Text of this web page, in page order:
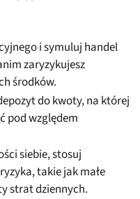
i symuluj handel
zaryzykujesz
środków.
do kwoty, na której
pod względem
siebie, stosuj
takie jak małe
strat dziennych.